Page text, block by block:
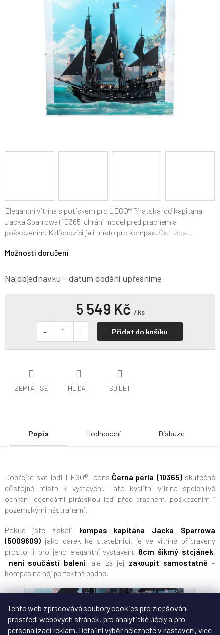
Tento web zpracovává soubory cookies pro zlepšování
prostředí webových stránek, pro analytické účely a pro
personalizaci reklam. Detailní výběr neleznete v nastavení, více
Na objednávku - datum dodání upřesníme
Možnosti doručení
Elegantní vitrína s potiskem pro LEGO® Pirátská loď kapitána
Jacka Sparrowa (10365) chrání model před prachem a
poškozením. K dispozici je i místo pro kompas. Číst více...
ZEPTAT SE HLÍDAT SDÍLET
5 549 Kč / ks
Přidat do košíku
Popis Hodnocení Diskuze
Dopřejte své loďi LEGO® Icons Černá perla (10365)skutečně
důstojné místo k vystavení. Tato kvalitní vitrína spolehlivě
ochrání legendární pirátskou loď před prachem, poškozením i
pozemskými nástrahami.
Pokud jste získali kompas kapitána Jacka Sparrowa
(5009609) jako dárek ke stavebnici, je ve vitríně připravený
prostor i pro jeho elegantní vystavení. 8cm šikmý stojánek,
není součástí balení, ale lze jej zakoupit samostatně –
kompas na něj perfektně padne.